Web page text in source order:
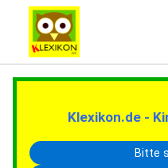
Klexikon.de -
Bitte